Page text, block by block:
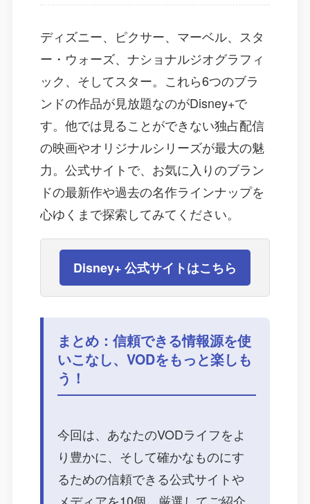
ディズニー、ピクサー、マーベル、スタ
ー・ウォーズ、ナショナルジオグラフィ
ック、そしてスター。これら6つのブラ
ンドの作品が見放題なのがDisney+で
す。他では見ることができない独占配信
の映画やオリジナルシリーズが最大の魅
力。公式サイトで、お気に入りのブラン
ドの最新作や過去の名作ラインナップを
心ゆくまで探索してみてください。
Disney+ 公式サイトはこちら
まとめ：信頼できる情報源を使
いこなし、VODをもっと楽しも
う！
今回は、あなたのVODライフをよ
り豊かに、そして確かなものにす
るための信頼できる公式サイトや